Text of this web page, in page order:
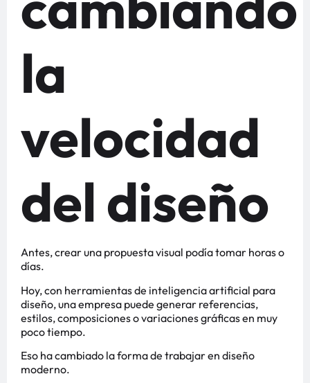
la
velocidad
del diseño
Antes, crear una propuesta visual podía tomar horas o
días.
Hoy, con herramientas de inteligencia artificial para
diseño, una empresa puede generar referencias,
estilos, composiciones o variaciones gráficas en muy
poco tiempo.
Eso ha cambiado la forma de trabajar en diseño
moderno.